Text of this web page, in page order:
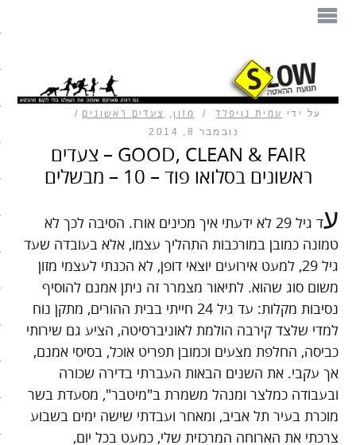
תנועת ההאטה
בית
חיים ופנאי
תיירות
בריאות
קהילה
על ידי עמית נויפלד מזון, צעדים ראשונים
נובמבר 8, 2014
GOOD, CLEAN & FAIR – צעדים
ראשונים בסלואו פוד – 10 – מבשלים
ע
ד גיל 29 לא ידעתי איך מכינים אורז. הסיבה לכך לא
טמונה כמובן במורכבות התהליך עצמו, אלא בעובדה שעד
גיל 29, למעט אירועים יוצאי דופן, לא הכנתי לעצמי מזון
משום סוג שהוא. לתיאור מצמרר זה ניתן אמנם להוסיף
נסיבות מקלות: עד גיל 24 חייתי בבית ההורים, מתקן נוח
למדי שלצד קירבה הולמת לאוניברסיטה, הציע גם שירותי
כביסה, החלפת מצעים וכמובן תפריט אוכל, בסיסי אמנם,
אך עקבי. את השנים הבאות העברתי בדירה שכורה
ובעבודה כמלצר ומנהל משמרת ב"מיטבר", מסעדת בשר
מוכרת בעיר תל אביב, ומאחר ועבדתי שישה ימים בשבוע
צרכתי את הארוחה המרכזית שלי, כמעט בכל יום,